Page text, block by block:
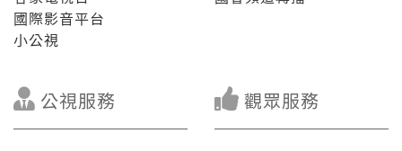
國際影音平台
小公視
公視服務 觀眾服務